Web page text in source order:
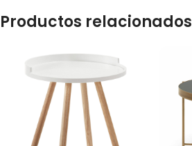
Productos relacionados